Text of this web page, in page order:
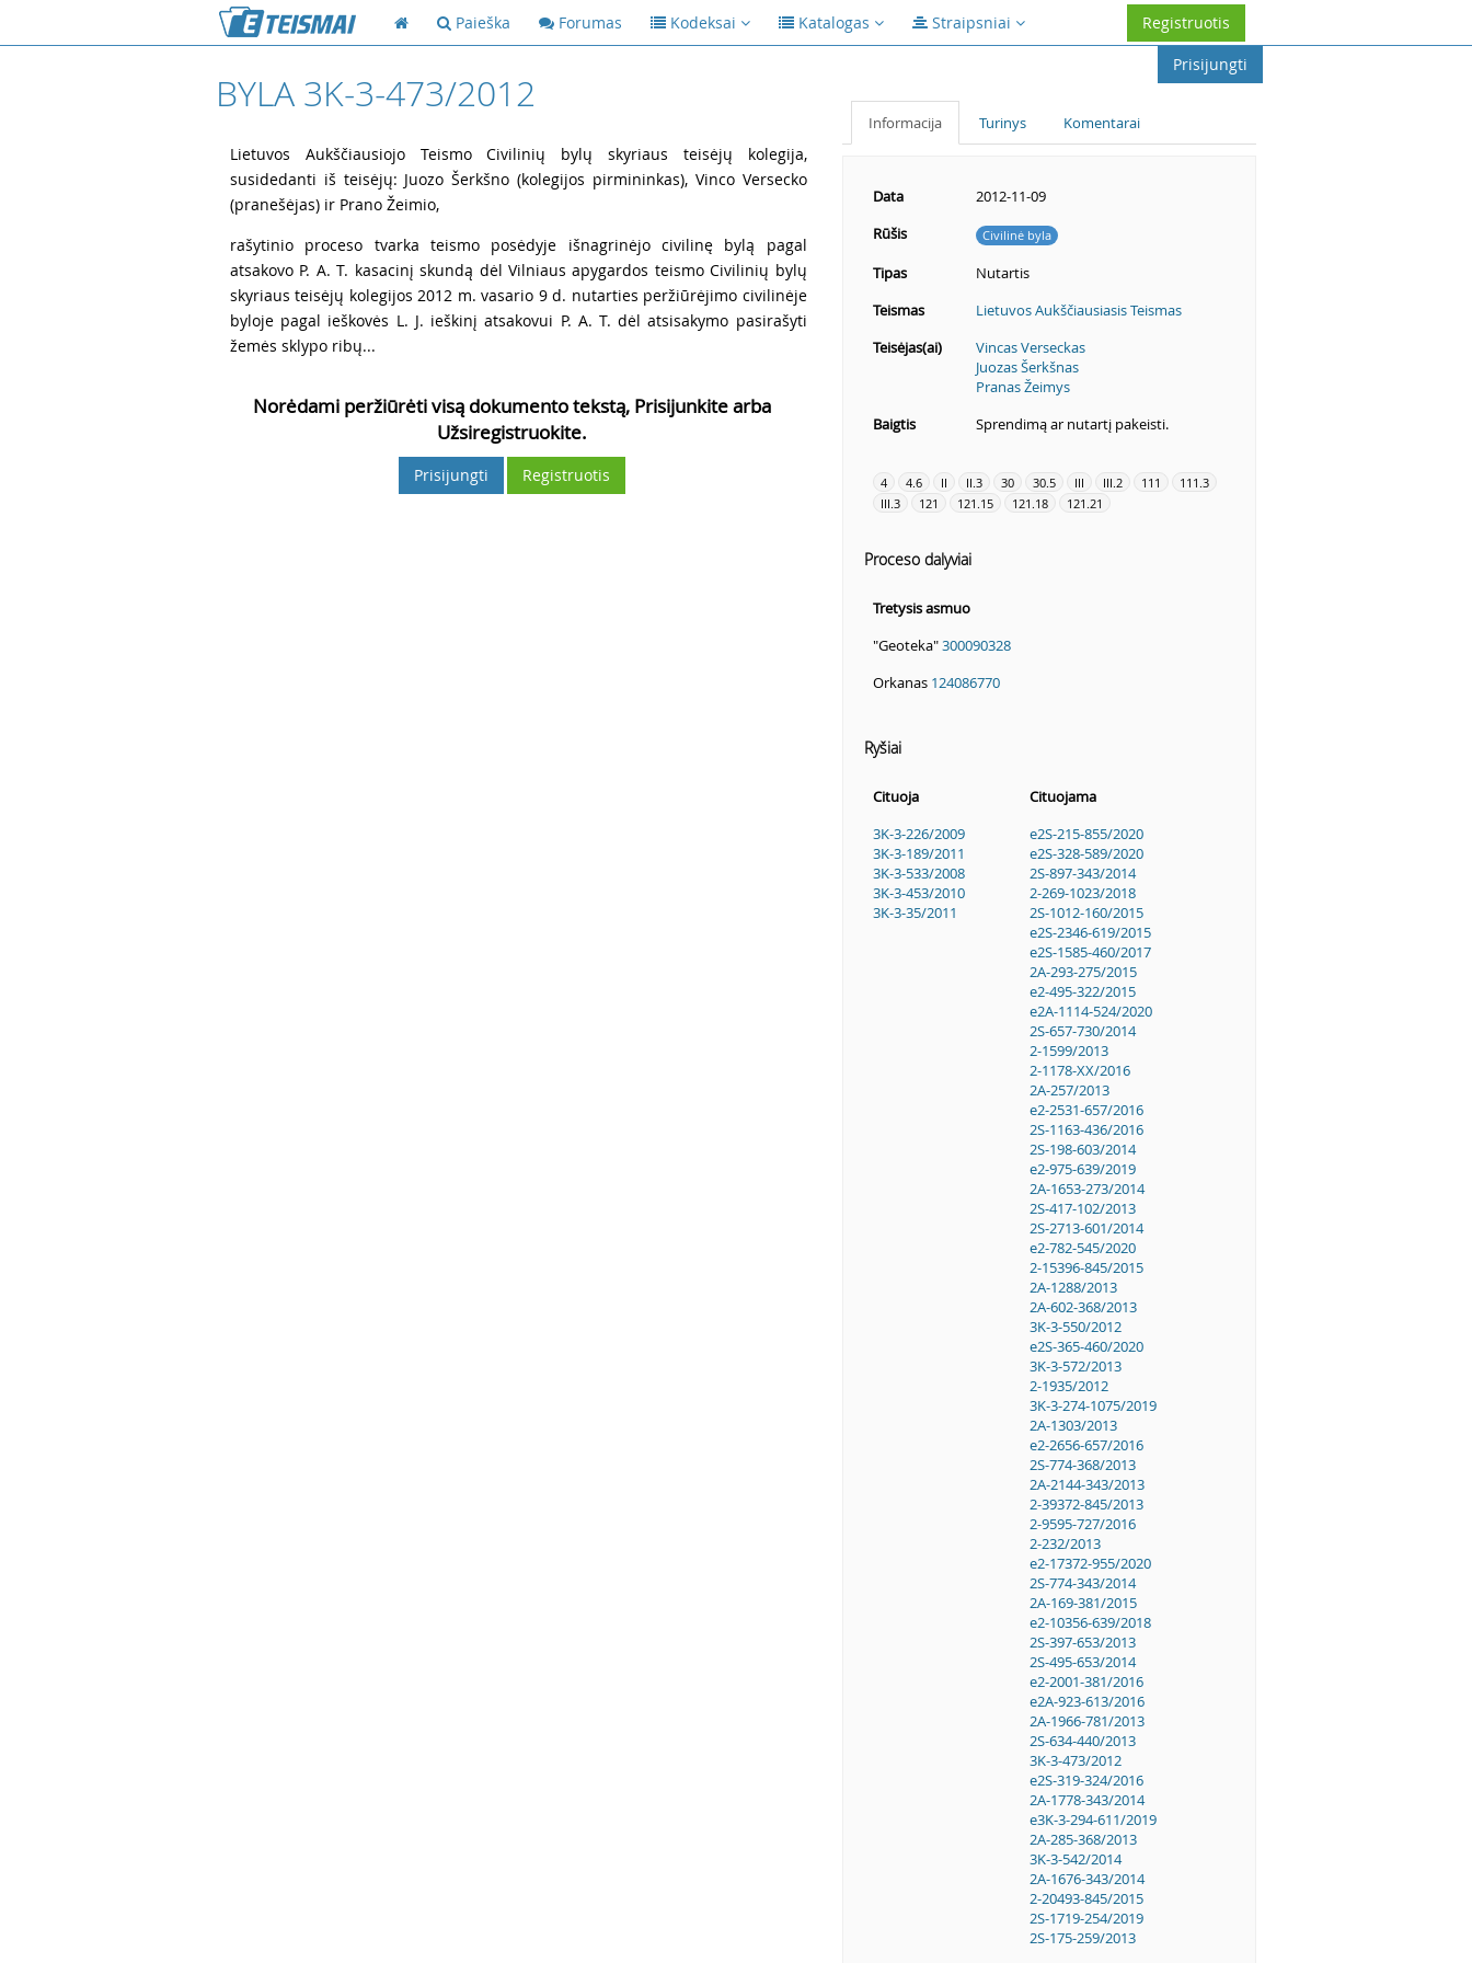
Paieška Forumas Kodeksai Katalogas Straipsniai
Registruotis
Prisijungti
BYLA 3K-3-473/2012
Lietuvos Aukščiausiojo Teismo Civilinių bylų skyriaus teisėjų kolegija,
susidedanti iš teisėjų: Juozo Šerkšno (kolegijos pirmininkas), Vinco Versecko
(pranešėjas) ir Prano Žeimio,
rašytinio proceso tvarka teismo posėdyje išnagrinėjo civilinę bylą pagal
atsakovo P. A. T. kasacinį skundą dėl Vilniaus apygardos teismo Civilinių bylų
skyriaus teisėjų kolegijos 2012 m. vasario 9 d. nutarties peržiūrėjimo civilinėje
byloje pagal ieškovės L. J. ieškinį atsakovui P. A. T. dėl atsisakymo pasirašyti
žemės sklypo ribų...
Norėdami peržiūrėti visą dokumento tekstą, Prisijunkite arba
Užsiregistruokite.
Prisijungti Registruotis
Informacija Turinys Komentarai
Data
2012-11-09
Rūšis
Civilinė byla
Tipas
Nutartis
Teismas
Lietuvos Aukščiausiasis Teismas
Teisėjas(ai)
Vincas Verseckas
Juozas Šerkšnas
Pranas Žeimys
Baigtis
Sprendimą ar nutartį pakeisti.
4 4.6 II II.3 30 30.5 III III.2 111
111.3
III.3
121 121.15 121.18 121.21
Proceso dalyviai
Tretysis asmuo
"Geoteka"300090328
Orkanas 124086770
Ryšiai
Cituoja
Cituojama
3K-3-226/2009
3K-3-189/2011
3K-3-533/2008
3K-3-453/2010
3K-3-35/2011
e2S-215-855/2020
e2S-328-589/2020
2S-897-343/2014
2-269-1023/2018
2S-1012-160/2015
e2S-2346-619/2015
e2S-1585-460/2017
2A-293-275/2015
e2-495-322/2015
e2A-1114-524/2020
2S-657-730/2014
2-1599/2013
2-1178-XX/2016
2A-257/2013
e2-2531-657/2016
2S-1163-436/2016
2S-198-603/2014
e2-975-639/2019
2A-1653-273/2014
2S-417-102/2013
2S-2713-601/2014
e2-782-545/2020
2-15396-845/2015
2A-1288/2013
2A-602-368/2013
3K-3-550/2012
e2S-365-460/2020
3K-3-572/2013
2-1935/2012
3K-3-274-1075/2019
2A-1303/2013
e2-2656-657/2016
2S-774-368/2013
2A-2144-343/2013
2-39372-845/2013
2-9595-727/2016
2-232/2013
e2-17372-955/2020
2S-774-343/2014
2A-169-381/2015
e2-10356-639/2018
2S-397-653/2013
2S-495-653/2014
e2-2001-381/2016
e2A-923-613/2016
2A-1966-781/2013
2S-634-440/2013
3K-3-473/2012
e2S-319-324/2016
2A-1778-343/2014
e3K-3-294-611/2019
2A-285-368/2013
3K-3-542/2014
2A-1676-343/2014
2-20493-845/2015
2S-1719-254/2019
2S-175-259/2013